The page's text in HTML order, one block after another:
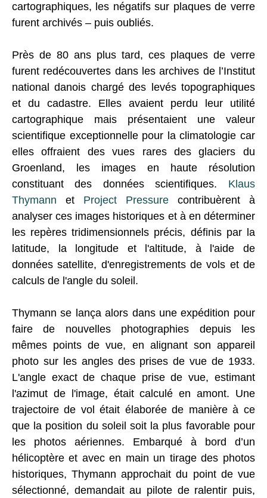
cartographiques, les négatifs sur plaques de verre
furent archivés – puis oubliés.
Près de 80 ans plus tard, ces plaques de verre
furent redécouvertes dans les archives de l’Institut
national danois chargé des levés topographiques
et du cadastre. Elles avaient perdu leur utilité
cartographique mais présentaient une valeur
scientifique exceptionnelle pour la climatologie car
elles offraient des vues rares des glaciers du
Groenland, les images en haute résolution
constituant des données scientifiques. Klaus
Thymann et Project Pressurecontribuèrent à
analyser ces images historiques et à en déterminer
les repères tridimensionnels précis, définis par la
latitude, la longitude et l'altitude, à l'aide de
données satellite, d'enregistrements de vols et de
calculs de l'angle du soleil.
Thymann se lança alors dans une expédition pour
faire de nouvelles photographies depuis les
mêmes points de vue, en alignant son appareil
photo sur les angles des prises de vue de 1933.
L'angle exact de chaque prise de vue, estimant
l'azimut de l'image, était calculé en amont. Une
trajectoire de vol était élaborée de manière à ce
que la position du soleil soit la plus favorable pour
les photos aériennes. Embarqué à bord d’un
hélicoptère et avec en main un tirage des photos
historiques, Thymann approchait du point de vue
sélectionné, demandait au pilote de ralentir puis,